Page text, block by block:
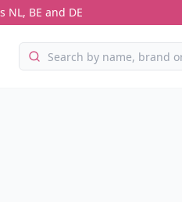
NL, BE and DE